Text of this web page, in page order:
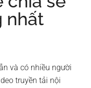
nhất
và có nhiều người
truyền tải nội